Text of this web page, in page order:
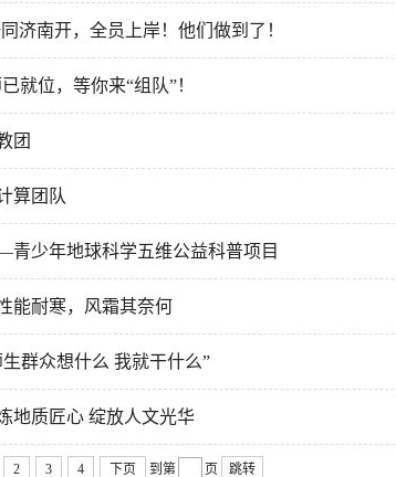
济南开，全员上岸！他们做到了！
就位，等你来“组队”！
团
算团队
少年地球科学五维公益科普项目
能耐寒，风霜其奈何
群众想什么 我就干什么”
地质匠心 绽放人文光华
2 3 4 下页 到第 页 跳转